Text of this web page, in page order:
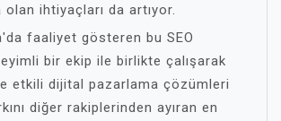
olan ihtiyaçları da artıyor.
faaliyet gösteren bu SEO
bir ekip ile birlikte çalışarak
etkili dijital pazarlama çözümleri
diğer rakiplerinden ayıran en